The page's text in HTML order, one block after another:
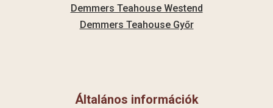
Demmers Teahouse Westend
Demmers Teahouse Győr
Általános információk